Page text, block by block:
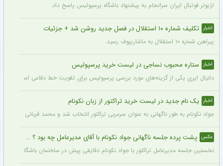
لژیونر فوتبال ایران سرانجام به پیشنهاد باشگاه پرسپولیس پاسخ داد.
اخبار تکلیف شماره ۱۰ استقلال در فصل جدید روشن شد + جزئیات
پیراهن شماره ۱۰ استقلال به ماشاریپوف رسید.
اخبار ستاره محبوب نساجی در لیست خرید پرسپولیس
دانیال ایری یکی از گزینه‌های مورد بررسی پرسپولیس برای تقویت خط دفاعی است؛ با
اخبار یک نام جدید در لیست خرید تراکتور از زبان نکونام
جواد نکونام به طور ناگهانی به عنوان سرمربی تراکتور انتخاب شد و محمد قربانی یکی از
عکس پشت پرده جلسه ناگهانی جواد نکونام با آقای مدیرعامل چه بود ؟ + عکس
نخستین جلسه مدیرعامل تراکتور با جواد نکونام دقایقی پیش در ساختمان باشگاه برگزار